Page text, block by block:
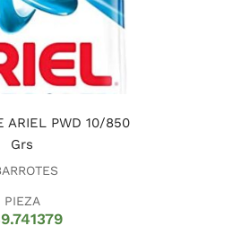
ARIEL PWD 10/850
Grs
PIEZA